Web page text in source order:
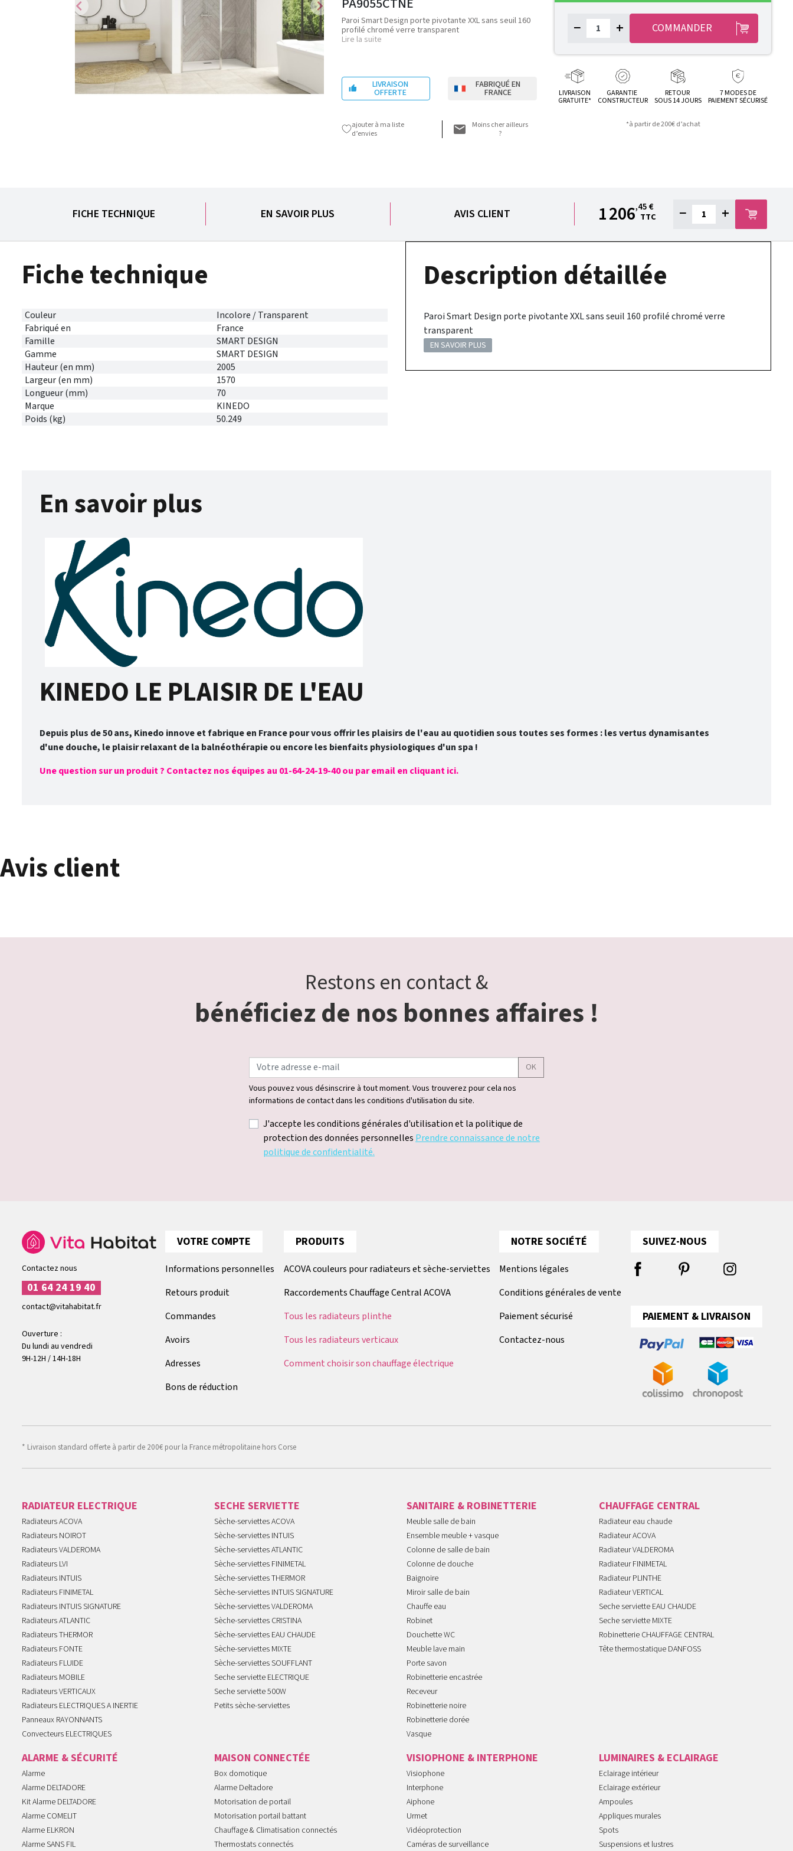
chevron_left chevron_right
Paroi Smart Design porte pivotante XXL sans seuil 160
profilé chromé verre transparent
Lire la suite
 LIVRAISON
OFFERTE
FABRIQUÉ EN
FRANCE
ajouter à ma liste
d’envies
Moins cher ailleurs
?
− + COMMANDER
LIVRAISON
GRATUITE*
GARANTIE
CONSTRUCTEUR
RETOUR
SOUS 14 JOURS
7 MODES DE
PAIEMENT SÉCURISÉ
*à partir de 200€ d’achat
FICHE TECHNIQUE EN SAVOIR PLUS AVIS CLIENT 1 206,45 €
TTC
− +
Fiche technique
Couleur
Incolore / Transparent
Fabriqué en
France
Famille
SMART DESIGN
Gamme
SMART DESIGN
Hauteur (en mm)
2005
Largeur (en mm)
1570
Longueur (mm)
70
Marque
KINEDO
Poids (kg)
50.249
Description détaillée
Paroi Smart Design porte pivotante XXL sans seuil 160 profilé chromé verre
transparent
EN SAVOIR PLUS
En savoir plus
KINEDO LE PLAISIR DE L'EAU
Depuis plus de 50 ans, Kinedo innove et fabrique en France pour vous offrir les plaisirs de l'eau au quotidien sous toutes ses formes : les vertus dynamisantes
d'une douche, le plaisir relaxant de la balnéothérapie ou encore les bienfaits physiologiques d'un spa !
Une question sur un produit ? Contactez nos équipes au 01-64-24-19-40 ou par email en cliquant ici.
Avis client
Restons en contact &
bénéficiez de nos bonnes affaires !
OK
Vous pouvez vous désinscrire à tout moment. Vous trouverez pour cela nos
informations de contact dans les conditions d'utilisation du site.
J'accepte les conditions générales d'utilisation et la politique de
protection des données personnelles Prendre connaissance de notre
politique de confidentialité.
Contactez nous
01 64 24 19 40
contact@vitahabitat.fr
Ouverture :
Du lundi au vendredi
9H-12H / 14H-18H
VOTRE COMPTE
Informations personnelles
Retours produit
Commandes
Avoirs
Adresses
Bons de réduction
PRODUITS
ACOVA couleurs pour radiateurs et sèche-serviettes
Raccordements Chauffage Central ACOVA
Tous les radiateurs plinthe
Tous les radiateurs verticaux
Comment choisir son chauffage électrique
NOTRE SOCIÉTÉ
Mentions légales
Conditions générales de vente
Paiement sécurisé
Contactez-nous
SUIVEZ-NOUS
PAIEMENT & LIVRAISON
* Livraison standard offerte à partir de 200€ pour la France métropolitaine hors Corse
RADIATEUR ELECTRIQUE
Radiateurs ACOVA
Radiateurs NOIROT
Radiateurs VALDEROMA
Radiateurs LVI
Radiateurs INTUIS
Radiateurs FINIMETAL
Radiateurs INTUIS SIGNATURE
Radiateurs ATLANTIC
Radiateurs THERMOR
Radiateurs FONTE
Radiateurs FLUIDE
Radiateurs MOBILE
Radiateurs VERTICAUX
Radiateurs ELECTRIQUES A INERTIE
Panneaux RAYONNANTS
Convecteurs ELECTRIQUES
SECHE SERVIETTE
Sèche-serviettes ACOVA
Sèche-serviettes INTUIS
Sèche-serviettes ATLANTIC
Sèche-serviettes FINIMETAL
Sèche-serviettes THERMOR
Sèche-serviettes INTUIS SIGNATURE
Sèche-serviettes VALDEROMA
Sèche-serviettes CRISTINA
Sèche-serviettes EAU CHAUDE
Sèche-serviettes MIXTE
Sèche-serviettes SOUFFLANT
Seche serviette ELECTRIQUE
Seche serviette 500W
Petits sèche-serviettes
SANITAIRE & ROBINETTERIE
Meuble salle de bain
Ensemble meuble + vasque
Colonne de salle de bain
Colonne de douche
Baignoire
Miroir salle de bain
Chauffe eau
Robinet
Douchette WC
Meuble lave main
Porte savon
Robinetterie encastrée
Receveur
Robinetterie noire
Robinetterie dorée
Vasque
CHAUFFAGE CENTRAL
Radiateur eau chaude
Radiateur ACOVA
Radiateur VALDEROMA
Radiateur FINIMETAL
Radiateur PLINTHE
Radiateur VERTICAL
Seche serviette EAU CHAUDE
Seche serviette MIXTE
Robinetterie CHAUFFAGE CENTRAL
Tête thermostatique DANFOSS
ALARME & SÉCURITÉ
Alarme
Alarme DELTADORE
Kit Alarme DELTADORE
Alarme COMELIT
Alarme ELKRON
Alarme SANS FIL
MAISON CONNECTÉE
Box domotique
Alarme Deltadore
Motorisation de portail
Motorisation portail battant
Chauffage & Climatisation connectés
Thermostats connectés
VISIOPHONE & INTERPHONE
Visiophone
Interphone
Aiphone
Urmet
Vidéoprotection
Caméras de surveillance
LUMINAIRES & ECLAIRAGE
Eclairage intérieur
Eclairage extérieur
Ampoules
Appliques murales
Spots
Suspensions et lustres